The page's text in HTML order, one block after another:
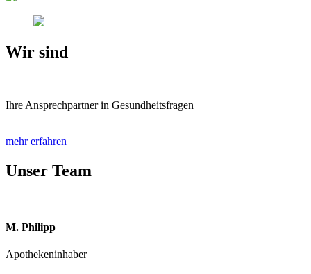
Wir sind
Ihre Ansprechpartner in Gesundheitsfragen
mehr erfahren
Unser Team
M. Philipp
Apothekeninhaber